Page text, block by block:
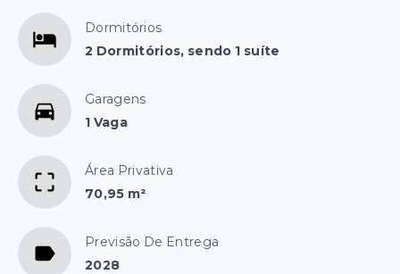
Dormitórios
2 Dormitórios, sendo 1 suíte
Garagens
1 Vaga
Área Privativa
70,95 m²
Previsão De Entrega
2028